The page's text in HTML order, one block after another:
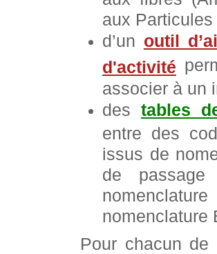
aux
d’un outil
d'activité
associer à un
des tables
entre des
issus de
de
nomenclature
Pour chacun